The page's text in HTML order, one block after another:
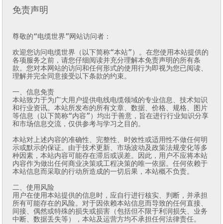
免责声明
尊敬的“电缆世界”网站访问者：
欢迎您访问电缆世界（以下简称“本站”）。在您使用本站提供的
各项服务之前，请您仔细阅读并充分理解本免责声明的所有条
款。您对本网站的访问和任何形式的使用行为即视为您已阅读、
理解并完全同意接受以下条款的约束。
一、信息免责
本站致力于为广大用户提供电线电缆领域的专业信息、技术知识
和行业资讯。本站所发布的所有文章、数据、价格、规格、图片
等信息（以下简称“内容”）均出于善意，旨在进行行业知识分享
和市场信息交流，仅供参考与学习之目的。
本站对上述内容的准确性、完整性、时效性或适用性不做任何明
示或默示的保证。由于技术更新、市场波动及政策法规变化等多
种因素，本站内容可能存在滞后或误差。因此，用户不应将本站
内容作为做出任何商业决策或工程决策的唯一依据。任何依赖于
本站信息而采取的行动所造成的一切后果，本站概不负责。
二、使用风险
用户在使用本站提供的信息时，应自行进行核实、判断，并承担
所有可能存在的风险。对于因依赖本站信息而导致的任何直接、
间接、偶然或特殊的损失或损害（包括但不限于利润损失、业务
中断、数据丢失等），本站及运营方均不承担任何法律责任。